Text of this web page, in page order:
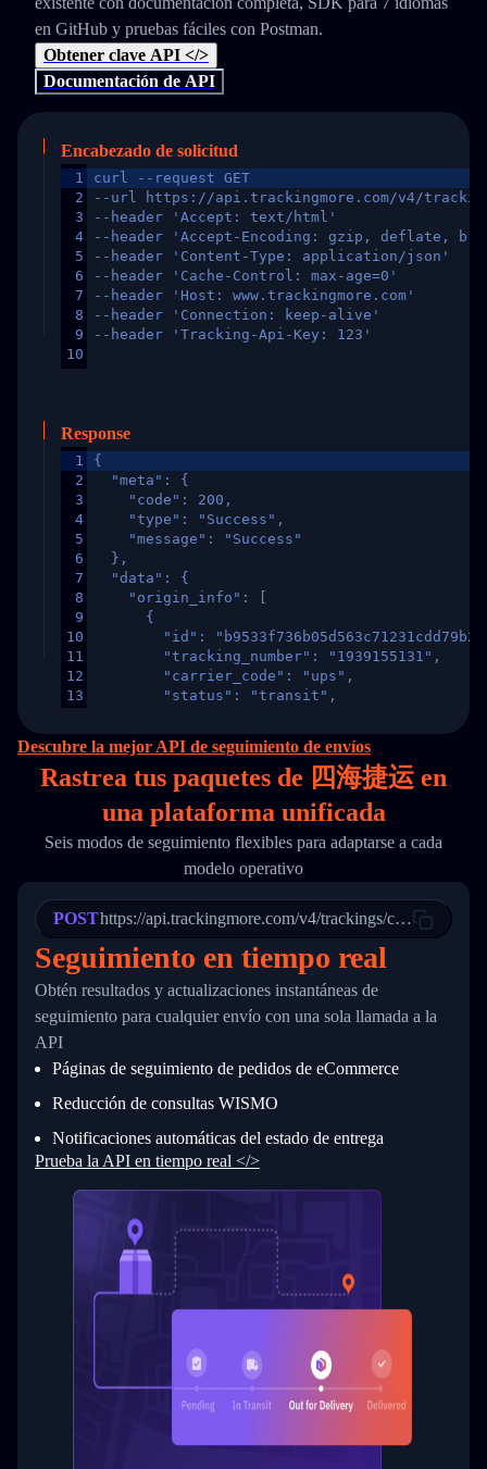
en GitHub y pruebas fáciles con Postman.
Obtener clave API </>
Documentación de API
Encabezado de solicitud
1
2
3
4
5
6
7
8
9
10
curl --request GET
--url https://api.trackingmore.com/v4/trackings/
--header 'Accept: text/html'
--header 'Accept-Encoding: gzip, deflate,
--header 'Content-Type: application/json'
--header 'Cache-Control: max-age=0'
--header 'Host: www.trackingmore.com'
--header 'Connection: keep-alive'
--header 'Tracking-Api-Key: 123'
Response
1
2
3
4
5
6
7
8
9
10
11
12
13
16
17
21
24
26
27
28
29
32
34
{
  "meta": {
    "code": 200,
    "type": "Success",
    "message": "Success"
  },
  "data": {
    "origin_info": [
      {
"id":
        "tracking_number": "1939155131",
        "carrier_code": "ups",
        "status": "transit",
        "itemTimeLength": 2,
        "weblink": "",
        "phone": null,
        "trackinfo": [
          {
            "Date": "2017-03-08 04: 22: 00",
"StatusDescription": "Departed
          },
          {
            "Date": "2017-03-06 15:28:00",
"StatusDescription": "Shipment
"Details": "BEIJING-
          }
        ]
    ]
}
Descubre la mejor API de seguimiento de envíos
Rastrea tus paquetes de 四海捷运 en
una plataforma unificada
Seis modos de seguimiento flexibles para adaptarse a cada
modelo operativo
POSThttps://api.trackingmore.com/v4/trackings/create
Seguimiento en tiempo real
Obtén resultados y actualizaciones instantáneas de
seguimiento para cualquier envío con una sola llamada a la
API
Páginas de seguimiento de pedidos de eCommerce
Reducción de consultas WISMO
Notificaciones automáticas del estado de entrega
Prueba la API en tiempo real </>